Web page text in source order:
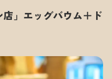
店」エッグバウム＋ド